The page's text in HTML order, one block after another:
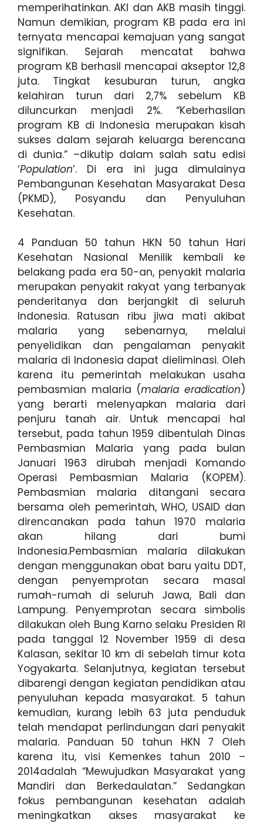
memperihatinkan. AKI dan AKB masih tinggi.
Namun demikian, program KB pada era ini
ternyata mencapai kemajuan yang sangat
signifikan. Sejarah mencatat bahwa
program KB berhasil mencapai akseptor 12,8
juta. Tingkat kesuburan turun, angka
kelahiran turun dari 2,7% sebelum KB
diluncurkan menjadi 2%. “Keberhasilan
program KB di Indonesia merupakan kisah
sukses dalam sejarah keluarga berencana
di dunia.” –dikutip dalam salah satu edisi
‘Population’. Di era ini juga dimulainya
Pembangunan Kesehatan Masyarakat Desa
(PKMD), Posyandu dan Penyuluhan
Kesehatan.
4 Panduan 50 tahun HKN 50 tahun Hari
Kesehatan Nasional Menilik kembali ke
belakang pada era 50-an, penyakit malaria
merupakan penyakit rakyat yang terbanyak
penderitanya dan berjangkit di seluruh
Indonesia. Ratusan ribu jiwa mati akibat
malaria yang sebenarnya, melalui
penyelidikan dan pengalaman penyakit
malaria di Indonesia dapat dieliminasi. Oleh
karena itu pemerintah melakukan usaha
pembasmian malaria (malaria eradication)
yang berarti melenyapkan malaria dari
penjuru tanah air. Untuk mencapai hal
tersebut, pada tahun 1959 dibentulah Dinas
Pembasmian Malaria yang pada bulan
Januari 1963 dirubah menjadi Komando
Operasi Pembasmian Malaria (KOPEM).
Pembasmian malaria ditangani secara
bersama oleh pemerintah, WHO, USAID dan
direncanakan pada tahun 1970 malaria
akan hilang dari bumi
Indonesia.Pembasmian malaria dilakukan
dengan menggunakan obat baru yaitu DDT,
dengan penyemprotan secara masal
rumah-rumah di seluruh Jawa, Bali dan
Lampung. Penyemprotan secara simbolis
dilakukan oleh Bung Karno selaku Presiden RI
pada tanggal 12 November 1959 di desa
Kalasan, sekitar 10 km di sebelah timur kota
Yogyakarta. Selanjutnya, kegiatan tersebut
dibarengi dengan kegiatan pendidikan atau
penyuluhan kepada masyarakat. 5 tahun
kemudian, kurang lebih 63 juta penduduk
telah mendapat perlindungan dari penyakit
malaria. Panduan 50 tahun HKN 7 Oleh
karena itu, visi Kemenkes tahun 2010 –
2014adalah “Mewujudkan Masyarakat yang
Mandiri dan Berkedaulatan.” Sedangkan
fokus pembangunan kesehatan adalah
meningkatkan akses masyarakat ke